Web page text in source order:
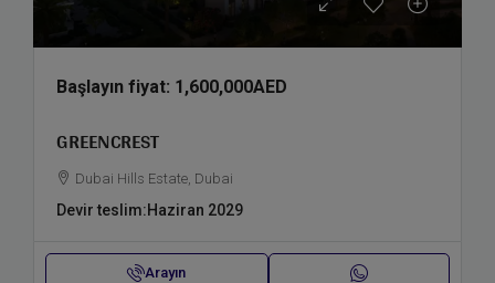
Başlayın fiyat: 1,600,000AED
GREENCREST
Dubai Hills Estate, Dubai
Devir teslim:Haziran 2029
Arayın